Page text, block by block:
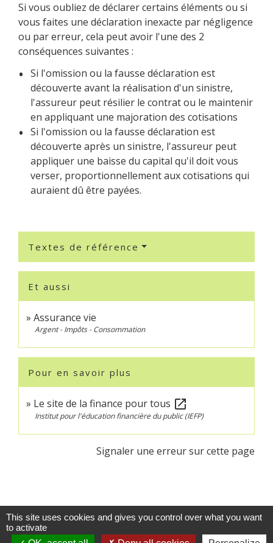
Si vous oubliez de déclarer certains éléments ou si
vous faites une déclaration inexacte par négligence
ou par erreur, cela peut avoir l'une des 2
conséquences suivantes :
Si l'omission ou la fausse déclaration est
découverte avant la réalisation d'un sinistre,
l'assureur peut résilier le contrat ou le maintenir
en appliquant une majoration des cotisations
Si l'omission ou la fausse déclaration est
découverte après un sinistre, l'assureur peut
appliquer une baisse du capital qu'il doit vous
verser, proportionnellement aux cotisations qui
auraient dû être payées.
Textes de référence
Et aussi
Assurance vie
Argent - Impôts - Consommation
Pour en savoir plus
Le site de la finance pour tous open_in_new
Institut pour l'éducation financière du public (IEFP)
Signaler une erreur sur cette page
This site uses cookies and gives you control over what you want
to activate